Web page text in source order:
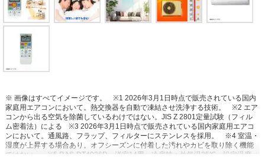
※ 画像はすべてイメージです。
※1 2026年3月1日時点で販売されている国内
家庭用エアコンにおいて。熱交換器を自動で凍結させ洗浄する技術。
※2 エア
コンから出る空気を除菌しているわけではない。JIS Z 2801定量試験（フィル
ム密着法）による
※3 2026年3月1日時点で販売されている国内家庭用エアコ
ンにおいて。通風路、フラップ、フィルターにステンレスを採用。
※4 室温・
湿度が上昇する場合あり。オフシーズンに付着した汚れやカビを取り除く機能
ではない。
※5 RAS-DT4026D。洋室14畳。冷房時：外気温35℃、設定温度